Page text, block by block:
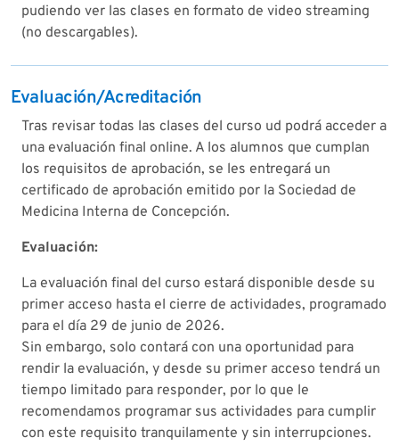
pudiendo ver las clases en formato de video streaming
(no descargables).
Evaluación/Acreditación
Tras revisar todas las clases del curso ud podrá acceder a
una evaluación final online. A los alumnos que cumplan
los requisitos de aprobación, se les entregará un
certificado de aprobación emitido por la Sociedad de
Medicina Interna de Concepción.
Evaluación:
La evaluación final del curso estará disponible desde su
primer acceso hasta el cierre de actividades, programado
para el día 29 de junio de 2026.
Sin embargo, solo contará con una oportunidad para
rendir la evaluación, y desde su primer acceso tendrá un
tiempo limitado para responder, por lo que le
recomendamos programar sus actividades para cumplir
con este requisito tranquilamente y sin interrupciones.